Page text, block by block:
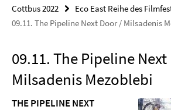
Cottbus 2022
Eco East Reihe des
09.11. The Pipeline Next Door / Milsadenis
09.11. The Pipeline
Milsadenis Mezoblebi
THE PIPELINE NEXT